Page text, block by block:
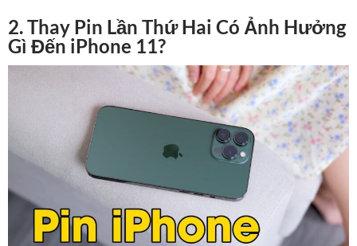
2. Thay Pin Lần Thứ Hai Có Ảnh Hưởng
Gì Đến iPhone 11?